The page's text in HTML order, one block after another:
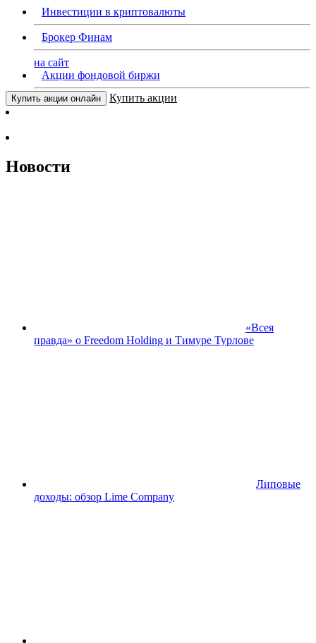
Инвестиции в криптовалюты
Брокер Финам
на сайт
Акции фондовой биржи
Купить акции онлайн Купить акции
Новости
«Всея
правда» о Freedom Holding и Тимуре Турлове
Липовые
доходы: обзор Lime Company